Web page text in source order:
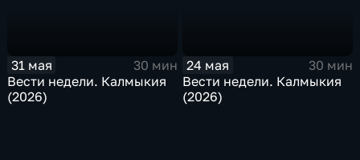
31 мая
30 мин
Вести недели. Калмыкия
(2026)
24 мая
30 мин
Вести недели. Калмыкия
(2026)